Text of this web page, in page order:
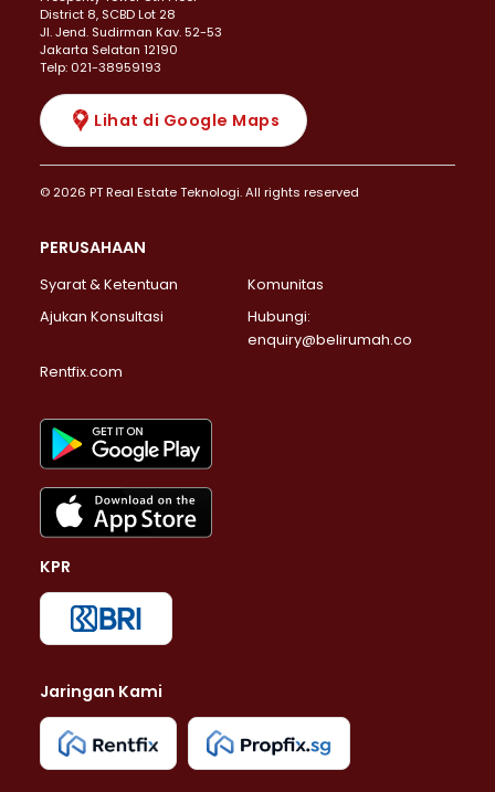
District 8, SCBD Lot 28
JI. Jend. Sudirman Kav. 52-53
Jakarta Selatan 12190
Telp: 021-38959193
Lihat di Google Maps
© 2026 PT Real Estate Teknologi. All rights reserved
PERUSAHAAN
Syarat & Ketentuan
Komunitas
Ajukan Konsultasi
Hubungi:
enquiry@belirumah.co
Rentfix.com
KPR
Jaringan Kami